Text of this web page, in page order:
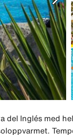
del Inglés med